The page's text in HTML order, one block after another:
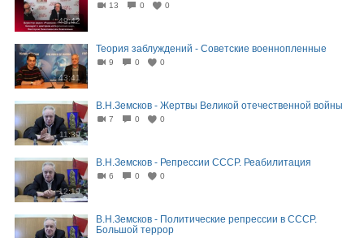
49:42
13 0 0
43:41
Теория заблуждений - Советские военнопленные
9 0 0
11:39
В.Н.Земсков - Жертвы Великой отечественной войны
7 0 0
12:19
В.Н.Земсков - Репрессии СССР. Реабилитация
6 0 0
В.Н.Земсков - Политические репрессии в СССР.
Большой террор